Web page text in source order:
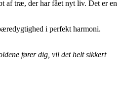
af træ, der har fået nyt liv. Det er en
i perfekt harmoni.
fører dig, vil det helt sikkert